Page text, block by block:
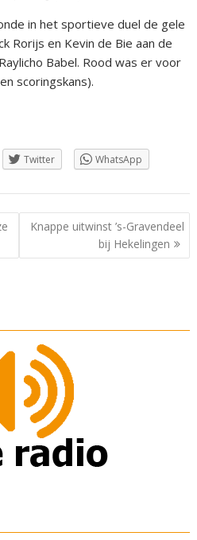
in het sportieve duel de gele
Rorijs en Kevin de Bie aan de
Babel. Rood was er voor
scoringskans).
Twitter WhatsApp
Knappe uitwinst ’s-Gravendeel
bij Hekelingen